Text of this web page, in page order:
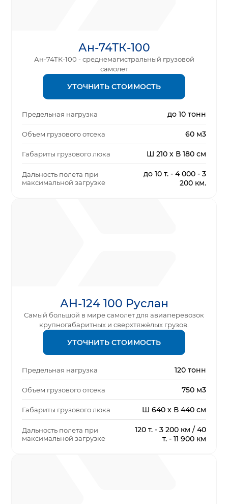
Ан-74ТК-100
Ан-74ТК-100 - среднемагистральный грузовой
самолет
УТОЧНИТЬ СТОИМОСТЬ
Предельная нагрузка до 10 тонн
Объем грузового отсека 60 м3
Габариты грузового люка Ш 210 х В 180 см
Дальность полета при
максимальной загрузке
до 10 т. - 4 000 - 3
200 км.
АН-124 100 Руслан
Самый большой в мире самолет для авиаперевозок
крупногабаритных и сверхтяжёлых грузов.
УТОЧНИТЬ СТОИМОСТЬ
Предельная нагрузка 120 тонн
Объем грузового отсека 750 м3
Габариты грузового люка Ш 640 х В 440 см
Дальность полета при
максимальной загрузке
120 т. - 3 200 км / 40
т. - 11 900 км